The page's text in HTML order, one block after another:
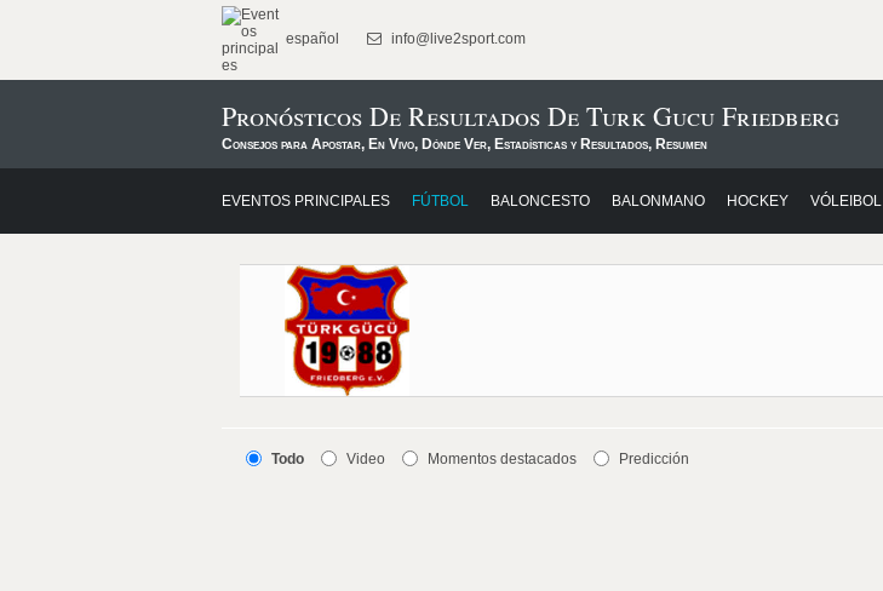
español info@live2sport.com
Pronósticos De Resultados De Turk Gucu Friedberg
Consejos para Apostar, En Vivo, Dónde Ver, Estadísticas y Resultados, Resumen
EVENTOS PRINCIPALES FÚTBOL BALONCESTO BALONMANO HOCKEY VÓLEIBOL
Todo Video Momentos destacados Predicción